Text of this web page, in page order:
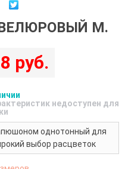
М.
руб.
недоступен для
однотонный для
выбор расцветок